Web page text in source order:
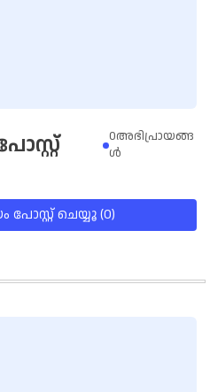
0അഭിപ്രായങ്ങ
ള്‍
പോസ്റ്റ് ചെയ്യൂ (0)